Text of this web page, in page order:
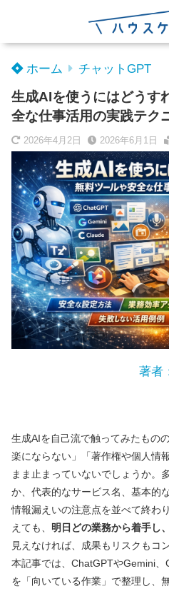
ホーム チャットGPT
生成AIを使うにはどうす
全な仕事活用の実践テク
2026年4月2日 2026年6月1日
著者
生成AIを自己流で触ってみたもの
楽にならない」「著作権や個人情
まま止まっていないでしょうか。
か、代表的なサービス名、基本的
情報漏えいの注意点を並べて終わ
えても、 明日どの業務から着手し
見えなければ、成果もリスクもコ
本記事では、ChatGPTやGemini
を「向いている作業」で整理し、